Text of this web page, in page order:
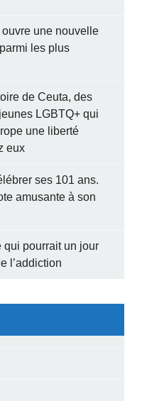
une nouvelle
les plus
de Ceuta, des
LGBTQ+ qui
une liberté
eux
ses 101 ans.
amusante à son
qui pourrait un jour
l’addiction